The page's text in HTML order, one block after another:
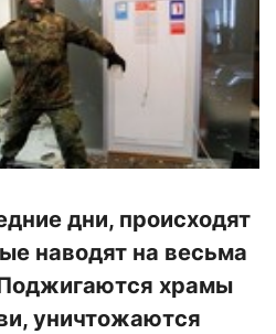
дни, происходят
наводят на весьма
храмы
уничтожаются